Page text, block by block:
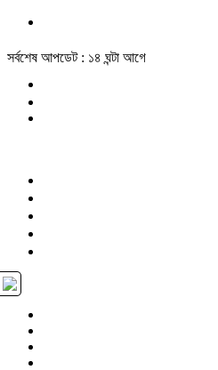
সর্বশেষ আপডেট : ১৪ ঘন্টা আগে